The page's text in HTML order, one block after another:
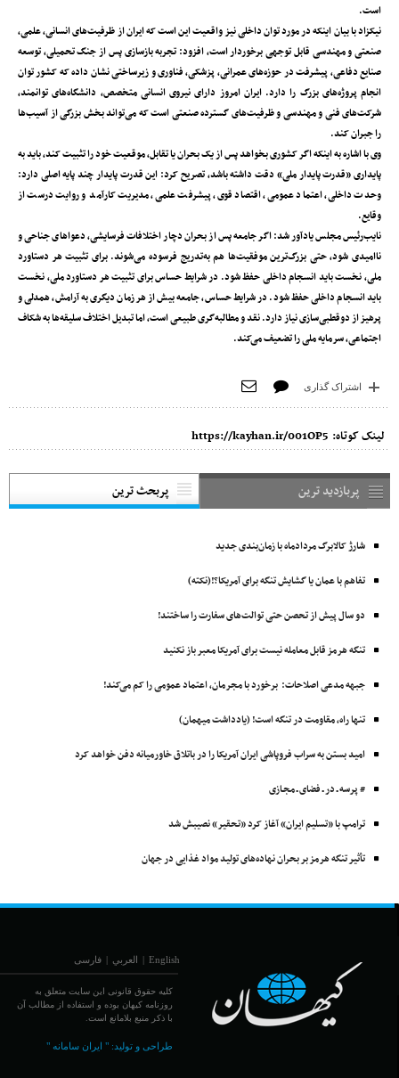
است.
نیکزاد با بیان اینکه در مورد توان داخلی نیز واقعیت این است که ایران از ظرفیت‌های انسانی، علمی،
صنعتی و مهندسی قابل توجهی برخوردار است، افزود: تجربه بازسازی پس از جنگ تحمیلی، توسعه
صنایع دفاعی، پیشرفت در حوزه‌های عمرانی، پزشکی، فناوری و زیرساختی نشان داده که کشور توان
انجام پروژه‌های بزرگ را دارد. ایران امروز دارای نیروی انسانی متخصص، دانشگاه‌های توانمند،
شرکت‌های فنی و مهندسی و ظرفیت‌های گسترده صنعتی است که می‌تواند بخش بزرگی از آسیب‌ها
را جبران کند.
وی با اشاره به اینکه اگر کشوری بخواهد پس از یک بحران یا تقابل، موقعیت خود را تثبیت کند، باید به
پایداری «قدرت پایدار ملی» دقت داشته باشد، تصریح کرد: این قدرت پایدار چند پایه اصلی دارد:
وحدت داخلی، اعتماد عمومی، اقتصاد قوی، پیشرفت علمی، مدیریت کارآمد و روایت درست از
وقایع.
نایب‌رئیس ‌مجلس یادآور شد: اگر جامعه پس از بحران دچار اختلافات فرسایشی، دعواهای جناحی و
ناامیدی شود، حتی بزرگ‌ترین موفقیت‌ها هم به‌تدریج فرسوده می‌شوند. برای تثبیت هر دستاورد
ملی، نخست باید انسجام داخلی حفظ شود. در شرایط حساس برای تثبیت هر دستاورد ملی، نخست
باید انسجام داخلی حفظ شود. در شرایط حساس، جامعه بیش از هر زمان دیگری به آرامش، همدلی و
پرهیز از دوقطبی‌سازی نیاز دارد. نقد و مطالبه‌گری طبیعی است، اما تبدیل اختلاف سلیقه‌ها به شکاف
اجتماعی، سرمایه ملی را تضعیف می‌کند.
اشتراک گذاری
لینک کوتاه: https://kayhan.ir/001OP5
پربازدید ترین پربحث ترین
شارژ کالابرگ مردادماه با زمان‌بندی جدید
تفاهم با عمان یا گشایش تنگه برای آمریکا؟!(نکته)
دو سال پیش از تحصن حتی توالت‌های سفارت را ساختند!
تنگه هرمز قابل معامله نیست برای آمریکا معبر باز نکنید
جبهه مدعی اصلاحات: برخورد با مجرمان، اعتماد عمومی را کم می‌کند!
تنها راه، مقاومت در تنگه است! (یادداشت میهمان)
امید بستن به سراب فروپاشی ایران آمریکا را در باتلاق خاورمیانه دفن خواهد کرد
# پرسه ـ در ـ فضای ـ مجـازی
ترامپ با «تسلیم ایران» آغاز کرد «تحقیر» نصیبش شد
تأثیر تنگه هرمز بر بحران نهاده‌های تولید مواد غذایی در جهان
English
| العربي | فارسی
کلیه حقوق قانونی این سایت متعلق به
روزنامه کیهان بوده و استفاده از مطالب آن
با ذکر منبع بلامانع است.
طراحی و تولید:" ایران سامانه "